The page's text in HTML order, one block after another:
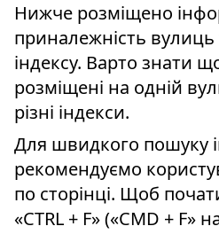
Нижче розміщено
приналежність
індексу. Варто знати
розміщені на одній
різні індекси.
Для швидкого пошуку
рекомендуємо
по сторінці. Щоб
«CTRL + F» («CMD + F»